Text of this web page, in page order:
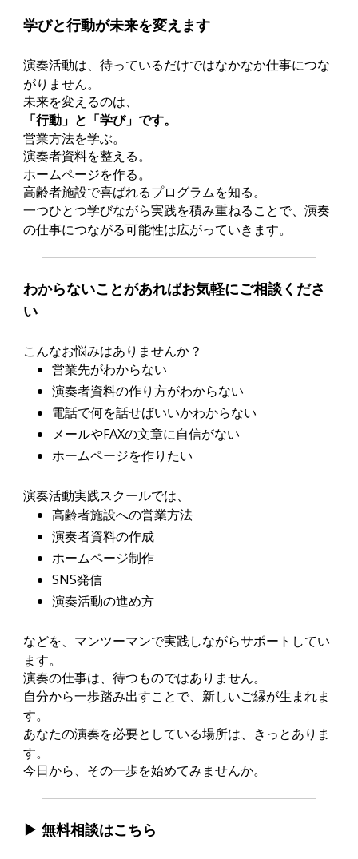
学びと行動が未来を変えます
演奏活動は、待っているだけではなかなか仕事につな
がりません。
未来を変えるのは、
「行動」と「学び」です。
営業方法を学ぶ。
演奏者資料を整える。
ホームページを作る。
高齢者施設で喜ばれるプログラムを知る。
一つひとつ学びながら実践を積み重ねることで、演奏
の仕事につながる可能性は広がっていきます。
わからないことがあればお気軽にご相談くださ
い
こんなお悩みはありませんか？
営業先がわからない
演奏者資料の作り方がわからない
電話で何を話せばいいかわからない
メールやFAXの文章に自信がない
ホームページを作りたい
演奏活動実践スクールでは、
高齢者施設への営業方法
演奏者資料の作成
ホームページ制作
SNS発信
演奏活動の進め方
などを、マンツーマンで実践しながらサポートしてい
ます。
演奏の仕事は、待つものではありません。
自分から一歩踏み出すことで、新しいご縁が生まれま
す。
あなたの演奏を必要としている場所は、きっとありま
す。
今日から、その一歩を始めてみませんか。
▶ 無料相談はこちら